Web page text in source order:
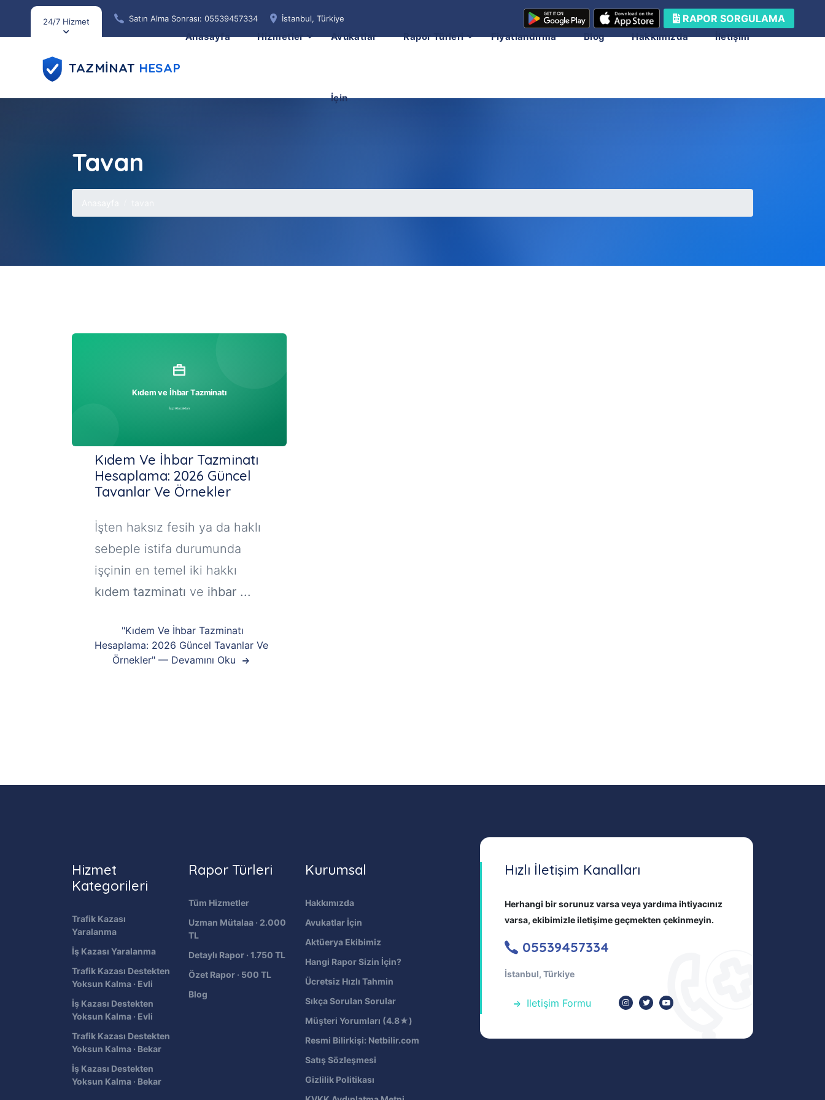
24/7 Hizmet Satın Alma Sonrası: 05539457334 İstanbul, Türkiye RAPOR SORGULAMA
TAZMİNAT HESAP
Anasayfa Hizmetler Avukatlar
İçin
Rapor Türleri Fiyatlandırma Blog Hakkımızda İletişim
Tavan
Kıdem Ve İhbar Tazminatı
Hesaplama: 2026 Güncel
Tavanlar Ve Örnekler
İşten haksız fesih ya da haklı
sebeple istifa durumunda
işçinin en temel iki hakkı
kıdem tazminatı ve ihbar ...
"Kıdem Ve İhbar Tazminatı
Hesaplama: 2026 Güncel Tavanlar Ve
Örnekler" — Devamını Oku
Hizmet
Kategorileri
Trafik Kazası
Yaralanma
İş Kazası Yaralanma
Trafik Kazası Destekten
Yoksun Kalma · Evli
İş Kazası Destekten
Yoksun Kalma · Evli
Trafik Kazası Destekten
Yoksun Kalma · Bekar
İş Kazası Destekten
Yoksun Kalma · Bekar
Rapor Türleri
Tüm Hizmetler
Uzman Mütalaa · 2.000
TL
Detaylı Rapor · 1.750 TL
Özet Rapor · 500 TL
Blog
Kurumsal
Hakkımızda
Avukatlar İçin
Aktüerya Ekibimiz
Hangi Rapor Sizin İçin?
Ücretsiz Hızlı Tahmin
Sıkça Sorulan Sorular
Müşteri Yorumları (4.8★)
Resmi Bilirkişi: Netbilir.com
Satış Sözleşmesi
Gizlilik Politikası
Hızlı İletişim Kanalları
Herhangi bir sorunuz varsa veya yardıma ihtiyacınız
varsa, ekibimizle iletişime geçmekten çekinmeyin.
05539457334
İstanbul, Türkiye
Iletişim Formu